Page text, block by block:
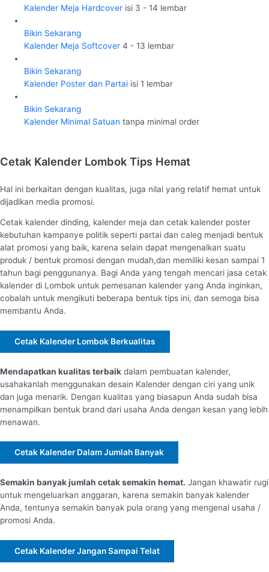
Kalender Meja Hardcover isi 3 - 14 lembar
Bikin Sekarang
Kalender Meja Softcover 4 - 13 lembar
Bikin Sekarang
Kalender Poster dan Partai isi 1 lembar
Bikin Sekarang
Kalender Minimal Satuan tanpa minimal order
Cetak Kalender Lombok Tips Hemat
Hal ini berkaitan dengan kualitas, juga nilai yang relatif hemat untuk
dijadikan media promosi.
Cetak kalender dinding, kalender meja dan cetak kalender poster
kebutuhan kampanye politik seperti partai dan caleg menjadi bentuk
alat promosi yang baik, karena selain dapat mengenalkan suatu
produk / bentuk promosi dengan mudah,dan memiliki kesan sampai 1
tahun bagi penggunanya. Bagi Anda yang tengah mencari jasa cetak
kalender di Lombok untuk pemesanan kalender yang Anda inginkan,
cobalah untuk mengikuti beberapa bentuk tips ini, dan semoga bisa
membantu Anda.
Cetak Kalender Lombok Berkualitas
Mendapatkan kualitas terbaik dalam pembuatan kalender,
usahakanlah menggunakan desain Kalender dengan ciri yang unik
dan juga menarik. Dengan kualitas yang biasapun Anda sudah bisa
menampilkan bentuk brand dari usaha Anda dengan kesan yang lebih
menawan.
Cetak Kalender Dalam Jumlah Banyak
Semakin banyak jumlah cetak semakin hemat. Jangan khawatir rugi
untuk mengeluarkan anggaran, karena semakin banyak kalender
Anda, tentunya semakin banyak pula orang yang mengenal usaha /
promosi Anda.
Cetak Kalender Jangan Sampai Telat